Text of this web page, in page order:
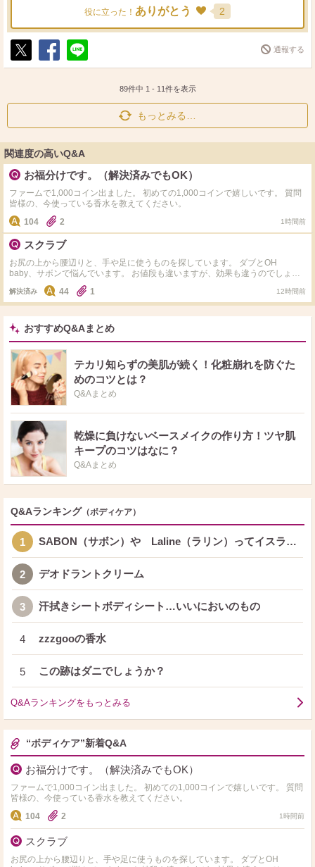
役に立った！ ありがとう 2
ポ
シ
送
通報する
89件中 1 - 11件を表示
もっとみる…
関連度の高いQ&A
お福分けです。（解決済みでもOK）
ファームで1,000コイン出ました。 初めての1,000コインで嬉しいです。 質問
皆様の、今使っている香水を教えてください。
104
2 1時間前
スクラブ
お尻の上から腰辺りと、手や足に使うものを探しています。 ダブとOH
baby、サボンで悩んでいます。 お値段も違いますが、効果も違うのでしょう
か。 サボンはお高めなので、一度でも効果を感じるとか…それなら高価でも
買ってみようかとは考えますが… 定期的に永遠に使わなければならないので
しょうか… ちなみにお尻の上の方が触ってわかるほどにザラついています。
手と足は黒ずみが気になっています。 私に合うものは、どれがいいのでしょ
うか。 教えていただけると嬉しいです。
解決済み 44 1 12時間前
おすすめQ&Aまとめ
テカリ知らずの美肌が続く！化粧崩れを防ぐた
めのコツとは？
Q&Aまとめ
乾燥に負けないベースメイクの作り方！ツヤ肌
キープのコツはなに？
Q&Aまとめ
Q&Aランキング （ボディケア）
1 SABON（サボン）や Laline（ラリン）ってイスラ…
2 デオドラントクリーム
3 汗拭きシートボディシート…いいにおいのもの
4 zzzgooの香水
5 この跡はダニでしょうか？
Q&Aランキングをもっとみる
“ボディケア”新着Q&A
お福分けです。（解決済みでもOK）
ファームで1,000コイン出ました。 初めての1,000コインで嬉しいです。 質問
皆様の、今使っている香水を教えてください。
104
2 1時間前
スクラブ
お尻の上から腰辺りと、手や足に使うものを探しています。 ダブとOH